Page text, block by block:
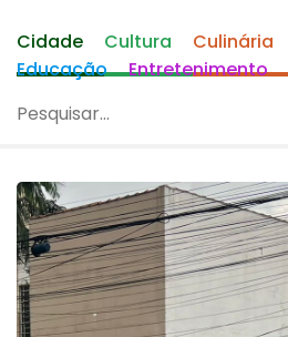
Cidade Cultura Culinária
Educação
Entretenimento